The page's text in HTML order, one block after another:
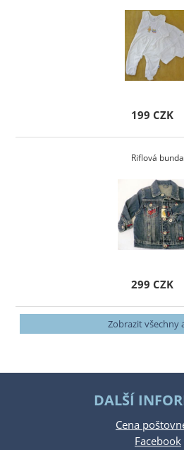
199 CZK
Riflová bunda
299 CZK
Zobrazit všechny
DALŠÍ
Cena
Facebook